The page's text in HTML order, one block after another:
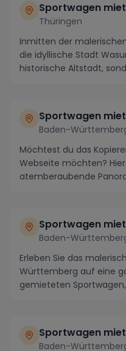
Sportwagen
Thüringen
Inmitten der
die idyllische Stadt
historische Altstadt,
Sportwagen
Baden-
Möchtest du das
Webseite möchten? Hier ist der
atemberaubende
Sportwagen
Baden-
Erleben Sie das
Württemberg auf eine
gemieteten
Sportwagen
Baden-